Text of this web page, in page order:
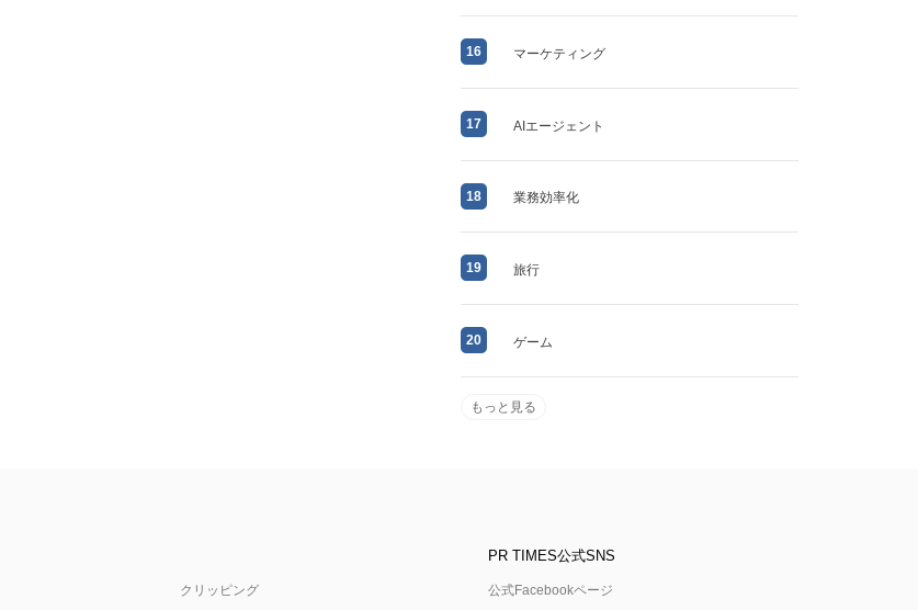
16 マーケティング
17 AIエージェント
18 業務効率化
19 旅行
20 ゲーム
もっと見る
クリッピング
PR TIMES公式SNS
公式Facebookページ